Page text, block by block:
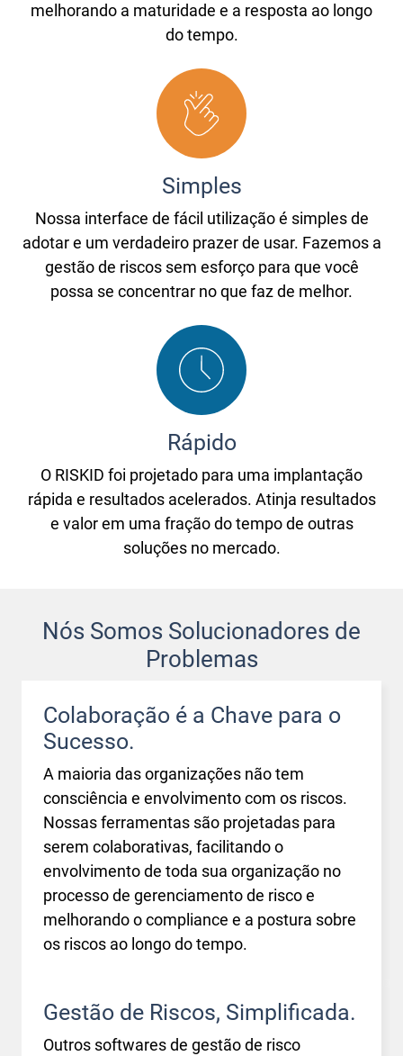
melhorando a maturidade e a resposta ao longo
do tempo.
Simples
Nossa interface de fácil utilização é simples de
adotar e um verdadeiro prazer de usar. Fazemos a
gestão de riscos sem esforço para que você
possa se concentrar no que faz de melhor.
Rápido
O RISKID foi projetado para uma implantação
rápida e resultados acelerados. Atinja resultados
e valor em uma fração do tempo de outras
soluções no mercado.
Nós Somos Solucionadores de
Problemas
Colaboração é a Chave para o
Sucesso.
A maioria das organizações não tem
consciência e envolvimento com os riscos.
Nossas ferramentas são projetadas para
serem colaborativas, facilitando o
envolvimento de toda sua organização no
processo de gerenciamento de risco e
melhorando o compliance e a postura sobre
os riscos ao longo do tempo.
Gestão de Riscos, Simplificada.
Outros softwares de gestão de risco